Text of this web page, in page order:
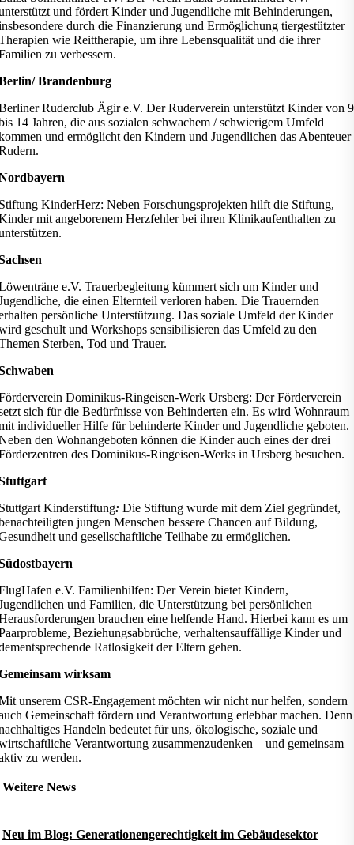
und fördert Kinder und Jugendliche mit Behinderungen,
durch die Finanzierung und Ermöglichung tiergestützter
wie Reittherapie, um ihre Lebensqualität und die ihrer
zu verbessern.
Brandenburg
Ruderclub Ägir e.V. Der Ruderverein unterstützt Kinder von 9
14 Jahren, die aus sozialen schwachem / schwierigem Umfeld
und ermöglicht den Kindern und Jugendlichen das Abenteuer
KinderHerz: Neben Forschungsprojekten hilft die Stiftung,
mit angeborenem Herzfehler bei ihren Klinikaufenthalten zu
e.V. Trauerbegleitung kümmert sich um Kinder und
die einen Elternteil verloren haben. Die Trauernden
persönliche Unterstützung. Das soziale Umfeld der Kinder
geschult und Workshops sensibilisieren das Umfeld zu den
Sterben, Tod und Trauer.
Dominikus-Ringeisen-Werk Ursberg: Der Förderverein
sich für die Bedürfnisse von Behinderten ein. Es wird Wohnraum
individueller Hilfe für behinderte Kinder und Jugendliche geboten.
den Wohnangeboten können die Kinder auch eines der drei
des Dominikus-Ringeisen-Werks in Ursberg besuchen.
Kinderstiftung: Die Stiftung wurde mit dem Ziel gegründet,
jungen Menschen bessere Chancen auf Bildung,
und gesellschaftliche Teilhabe zu ermöglichen.
e.V. Familienhilfen: Der Verein bietet Kindern,
und Familien, die Unterstützung bei persönlichen
brauchen eine helfende Hand. Hierbei kann es um
Beziehungsabbrüche, verhaltensauffällige Kinder und
Ratlosigkeit der Eltern gehen.
wirksam
unserem CSR-Engagement möchten wir nicht nur helfen, sondern
Gemeinschaft fördern und Verantwortung erlebbar machen. Denn
Handeln bedeutet für uns, ökologische, soziale und
Verantwortung zusammenzudenken – und gemeinsam
zu werden.
Weitere News
Neu im Blog: Generationengerechtigkeit im Gebäudesektor